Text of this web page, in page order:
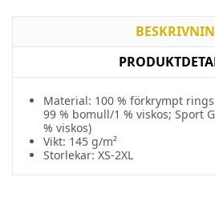
Material: 100 % förkrympt
99 % bomull/1 % viskos; Sport
% viskos)
Vikt: 145 g/m²
Storlekar: XS-2XL